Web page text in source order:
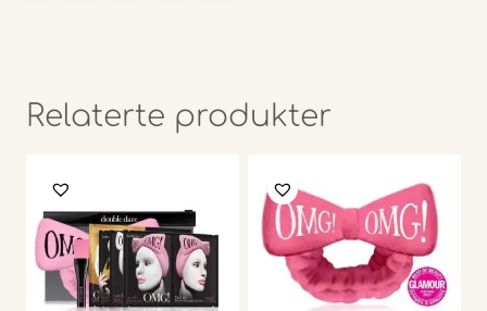
Relaterte produkter